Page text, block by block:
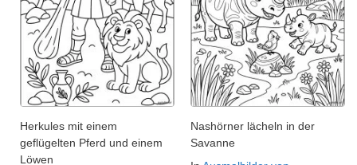
Herkules mit einem
geflügelten Pferd und einem
Löwen
Nashörner lächeln in der
Savanne